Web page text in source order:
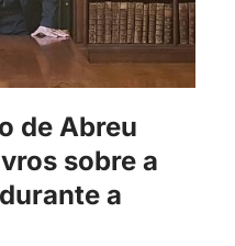
de Abreu
sobre a
a